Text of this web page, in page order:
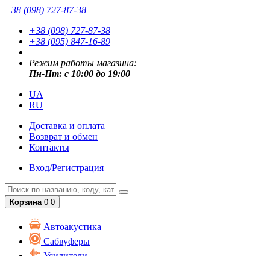
+38 (098) 727-87-38
+38 (098) 727-87-38
+38 (095) 847-16-89
Режим работы магазина:
Пн-Пт: с 10:00 до 19:00
UA
RU
Доставка и оплата
Возврат и обмен
Контакты
Вход/Регистрация
Корзина 0 0
Автоакустика
Сабвуферы